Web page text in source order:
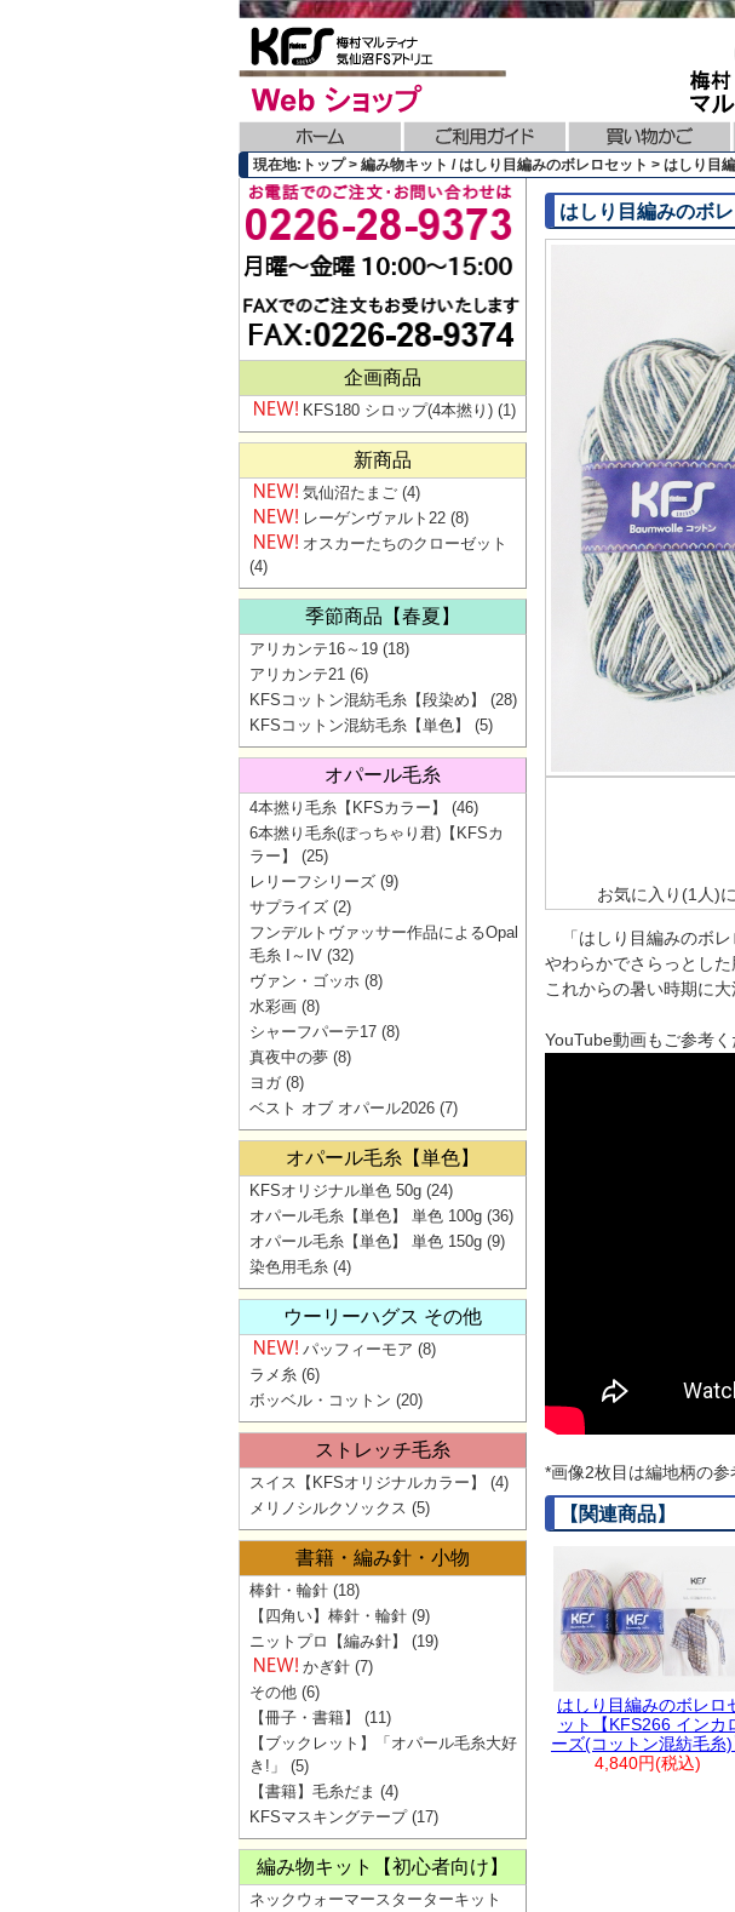
現在地:トップ > 編み物キット / はしり目編みのボレロセット > はしり目
はしり目編みのボ
お気に入り(1人)
「はしり目編みのボ
やわらかでさらっとし
これからの暑い時期に大
YouTube動画もご参考く
*画像2枚目は編地柄の参
【関連商品】
はしり目編みのボレロ
ット【KFS266 インカ
ーズ(コットン混紡毛糸)
4,840円(税込)
企画商品
KFS180 シロップ(4本撚り) (1)
新商品
気仙沼たまご (4)
レーゲンヴァルト22 (8)
オスカーたちのクローゼット
(4)
季節商品【春夏】
アリカンテ16～19 (18)
アリカンテ21 (6)
KFSコットン混紡毛糸【段染め】
(28)
KFSコットン混紡毛糸【単色】
(5)
オパール毛糸
4本撚り毛糸【KFSカラー】
(46)
6本撚り毛糸(ぽっちゃり君)【KFSカ
ラー】
(25)
レリーフシリーズ (9)
サプライズ (2)
フンデルトヴァッサー作品によるOpal
毛糸 I～IV (32)
ヴァン・ゴッホ (8)
水彩画 (8)
シャーフパーテ17 (8)
真夜中の夢 (8)
ヨガ(8)
ベスト オブ オパール2026 (7)
オパール毛糸【単色】
KFSオリジナル単色 50g (24)
オパール毛糸【単色】 単色 100g (36)
オパール毛糸【単色】 単色 150g (9)
染色用毛糸 (4)
ウーリーハグス その他
パッフィーモア (8)
ラメ糸 (6)
ボッベル・コットン (20)
ストレッチ毛糸
スイス【KFSオリジナルカラー】
(4)
メリノシルクソックス (5)
書籍・編み針・小物
棒針・輪針 (18)
【四角い】棒針・輪針 (9)
ニットプロ【編み針】
(19)
かぎ針 (7)
その他 (6)
【冊子・書籍】
(11)
【ブックレット】「オパール毛糸大好
き!」
(5)
【書籍】毛糸だま (4)
KFSマスキングテープ(17)
編み物キット【初心者向け】
ネックウォーマースターターキット